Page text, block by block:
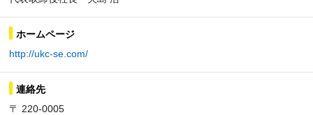
ホームページ
http://ukc-se.com/
連絡先
〒 220-0005